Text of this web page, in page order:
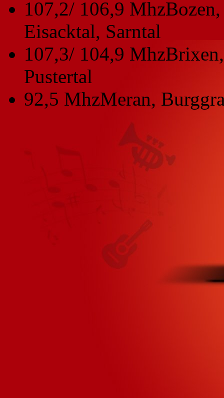
107,2/ 106,9 Mhz
Eisacktal, Sarntal
107,3/ 104,9 Mhz
Pustertal
92,5 MhzMeran,